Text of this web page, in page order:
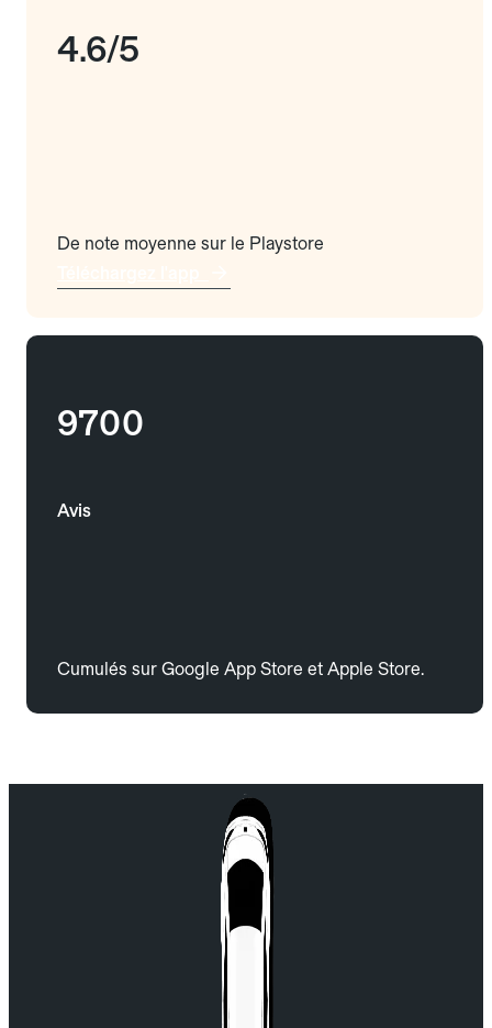
4.6/5
De note moyenne sur le Playstore
9700
Avis
Cumulés sur Google App Store et Apple Store.